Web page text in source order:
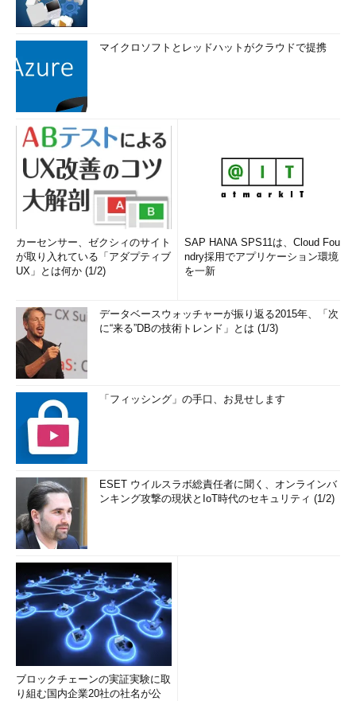
マイクロソフトとレッドハットがクラウドで提携
カーセンサー、ゼクシィのサイト
が取り入れている「アダプティブ
UX」とは何か (1/2)
SAP HANA SPS11は、Cloud Fou
ndry採用でアプリケーション環境
を一新
データベースウォッチャーが振り返る2015年、「次
に“来る”DBの技術トレンド」とは (1/3)
「フィッシング」の手口、お見せします
ESET ウイルスラボ総責任者に聞く、オンラインバ
ンキング攻撃の現状とIoT時代のセキュリティ (1/2)
ブロックチェーンの実証実験に取
り組む国内企業20社の社名が公